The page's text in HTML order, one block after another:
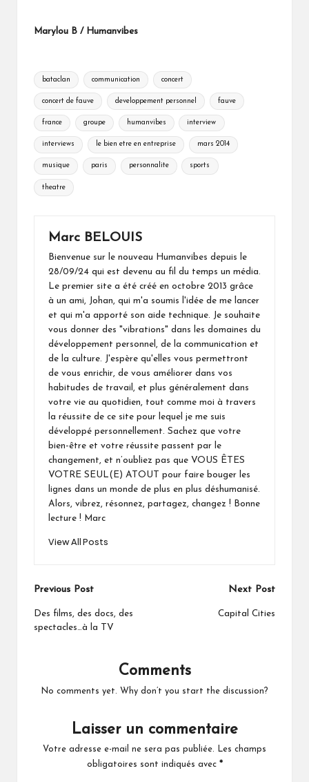
Marylou B / Humanvibes
Tags:
bataclan communication concert
concert de fauve developpement personnel fauve
france groupe humanvibes interview
interviews le bien etre en entreprise mars 2014
musique paris personnalite sports
theatre
Marc BELOUIS
Bienvenue sur le nouveau Humanvibes depuis le
28/09/24 qui est devenu au fil du temps un média.
Le premier site a été créé en octobre 2013 grâce
à un ami, Johan, qui m'a soumis l'idée de me lancer
et qui m'a apporté son aide technique. Je souhaite
vous donner des "vibrations" dans les domaines du
développement personnel, de la communication et
de la culture. J'espère qu'elles vous permettront
de vous enrichir, de vous améliorer dans vos
habitudes de travail, et plus généralement dans
votre vie au quotidien, tout comme moi à travers
la réussite de ce site pour lequel je me suis
développé personnellement. Sachez que votre
bien-être et votre réussite passent par le
changement, et n’oubliez pas que VOUS ÊTES
VOTRE SEUL(E) ATOUT pour faire bouger les
lignes dans un monde de plus en plus déshumanisé.
Alors, vibrez, résonnez, partagez, changez ! Bonne
lecture ! Marc
View All Posts
Post
navigation
Previous Post
Des films, des docs, des
spectacles…à la TV
Next Post
Capital Cities
Comments
No comments yet. Why don’t you start the discussion?
Laisser un commentaire
Votre adresse e-mail ne sera pas publiée.
Les champs
obligatoires sont indiqués avec *